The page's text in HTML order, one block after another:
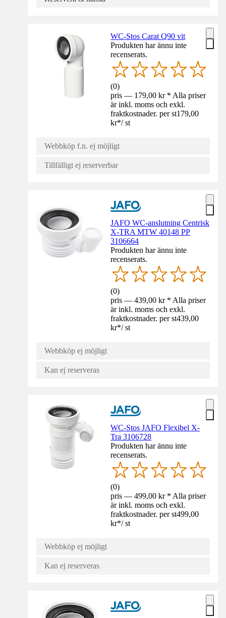
WC-Stos Carat Q90 vit
Produkten har ännu inte
recenserats.
(0)
pris — 179,00 kr * Alla priser
är inkl. moms och exkl.
fraktkostnader. per st179,00
kr*/ st
Webbköp f.n. ej möjligt
Tillfälligt ej reserverbar
JAFO WC-anslutning Centrisk
X-TRA MTW 40148 PP
3106664
Produkten har ännu inte
recenserats.
(0)
pris — 439,00 kr * Alla priser
är inkl. moms och exkl.
fraktkostnader. per st439,00
kr*/ st
Webbköp ej möjligt
Kan ej reserveras
WC-Stos JAFO Flexibel X-
Tra 3106728
Produkten har ännu inte
recenserats.
(0)
pris — 499,00 kr * Alla priser
är inkl. moms och exkl.
fraktkostnader. per st499,00
kr*/ st
Webbköp ej möjligt
Kan ej reserveras